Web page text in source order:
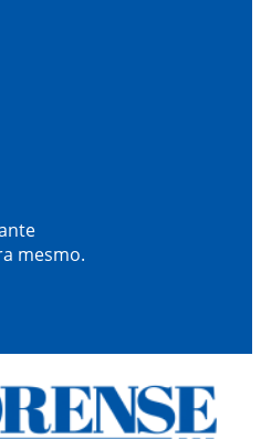
mesmo.